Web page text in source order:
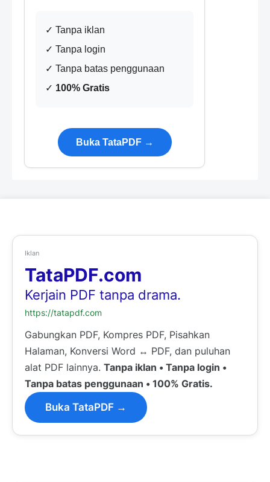
✓ Tanpa iklan
✓ Tanpa login
✓ Tanpa batas penggunaan
✓ 100% Gratis
Buka TataPDF →
Iklan
TataPDF.com
Kerjain PDF tanpa drama.
https://tatapdf.com
Gabungkan PDF, Kompres PDF, Pisahkan
Halaman, Konversi Word ↔ PDF, dan puluhan
alat PDF lainnya. Tanpa iklan • Tanpa login •
Tanpa batas penggunaan • 100% Gratis.
Buka TataPDF →